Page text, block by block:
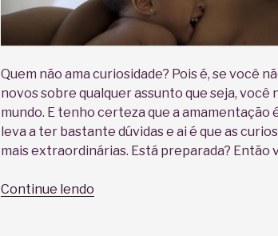
Quem não ama curiosidade? Pois é, se você
novos sobre qualquer assunto que seja, você
mundo. E tenho certeza que a amamentação
leva a ter bastante dúvidas e ai é que as
mais extraordinárias. Está preparada? Então
Continue lendo